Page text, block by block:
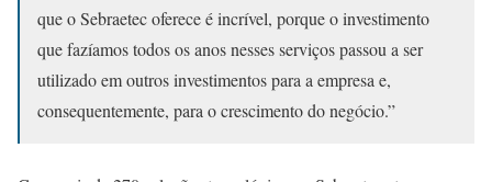
que o Sebraetec oferece é incrível, porque o investimento
que fazíamos todos os anos nesses serviços passou a ser
utilizado em outros investimentos para a empresa e,
consequentemente, para o crescimento do negócio.”